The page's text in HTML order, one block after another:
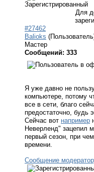
Зарегистрированный
Для
#27462
Balioks
Мастер
Сообщений: 333
Я уже давно не
компьютере, потому
все в сети, благо
предостаточно, будь
Сейчас вот например
Неверленд" зацепил
первый сезон, при
времени.
Сообщение